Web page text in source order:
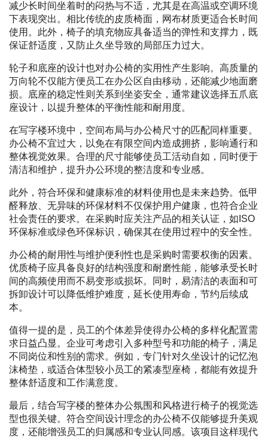
减少长时间坐着时的闷热与不适，尤其是在高温或空调环境
下表现突出。相比传统的皮质椅面，网布材质更适合长时间
使用。此外，椅子的填充物应具备适当的弹性和支撑力，既
保证舒适度，又防止久坐导致的局部压力过大。
轮子和底座的设计也对办公椅的实用性产生影响。高质量的
万向轮不仅能方便员工在办公区自由移动，还能减少地面磨
损。底座的稳定性则关系到坐姿安全，通常建议选择五爪底
座设计，以提升整体的平衡性能和耐用度。
在写字楼环境中，空间布局与办公椅尺寸的匹配同样重要。
办公椅不宜过大，以免在有限空间内造成拥挤，影响通行和
整体视觉效果。合理的尺寸能够使员工活动自如，同时便于
清洁和维护，提升办公环境的整洁度和专业感。
此外，符合环保和健康标准的材料使用也是未来趋势。低甲
醛释放、无异味的环保材料不仅保护用户健康，也符合企业
社会责任的要求。在采购时应关注产品的相关认证，如ISO
环保标准或绿色环保标识，确保其在使用过程中的安全性。
办公椅的耐用性与维护便利性也是采购时需要权衡的因素。
优质椅子应具备良好的结构强度和耐磨性能，能够承受长时
间的高频使用而不易变形或损坏。同时，易清洁的表面和可
拆卸设计可以降低维护难度，延长使用寿命，节约后续成
本。
值得一提的是，员工的个体差异使得办公椅的多样化配置需
求日益凸显。企业可考虑引入多种型号和功能的椅子，满足
不同岗位和性别的需求。例如，专门针对久坐设计的记忆泡
沫椅垫，或适合体型较小员工的紧凑型座椅，都能有效提升
整体舒适度和工作满意度。
最后，结合写字楼的整体办公氛围和风格进行椅子的视觉选
型也很关键。符合空间设计理念的办公椅不仅能够提升美观
度，还能增强员工的归属感和专业认同感。该项目这样现代